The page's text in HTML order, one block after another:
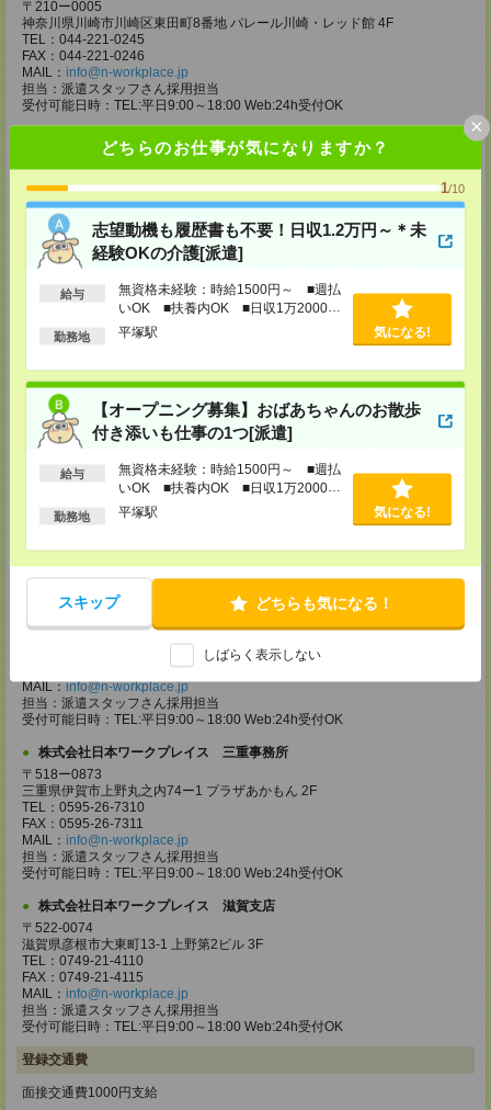
どちらのお仕事が気になりますか？
1/10
志望動機も履歴書も不要！日収1.2万円～＊未
経験OKの介護[派遣]
給与
無資格未経験：時給1500円～ ■週払
いOK ■扶養内OK ■日収1万2000円
以上
勤務地 平塚駅 気になる!
【オープニング募集】おばあちゃんのお散歩
付き添いも仕事の1つ[派遣]
給与
無資格未経験：時給1500円～ ■週払
いOK ■扶養内OK ■日収1万2000円
以上
勤務地 平塚駅 気になる!
スキップ どちらも気になる！
しばらく表示しない
×
〒210ー0005
神奈川県川崎市川崎区東田町8番地 パレール川崎・レッド館 4F
TEL：044-221-0245
FAX：044-221-0246
MAIL： info@n-workplace.jp
担当：派遣スタッフさん採用担当
受付可能日時：TEL:平日9:00～18:00 Web:24h受付OK
株式会社日本ワークプレイス 神奈川支店
TEL：046-236-4110
FAX：046-236-4120
MAIL： info@n-workplace.jp
担当：派遣スタッフさん採用担当
受付可能日時：TEL:平日9:00～18:00 Web:24h受付OK
株式会社日本ワークプレイス 相模原事務所
神奈川県相模原市中央区相模原4-1-20 アルファビル 3F
TEL：042-786-5601
MAIL：info@n-workplace.jp
担当：派遣スタッフさん採用担当
受付可能日時：TEL:平日9:00～18:00 Web:24h受付OK
株式会社日本ワークプレイス 平塚事務所
〒254ー0811
神奈川県平塚市八重咲町 6ー1 平塚南口駅前ビル 6F
FAX：0463-20-4081
担当：派遣スタッフさん採用担当
受付可能日時：TEL:平日9:00～18:00 Web:24h受付OK
株式会社日本ワークプレイス 中部支店
〒491ー0858
MAIL：info@n-workplace.jp
担当：派遣スタッフさん採用担当
受付可能日時：TEL:平日9:00～18:00 Web:24h受付OK
株式会社日本ワークプレイス 三重事務所
〒518ー0873
三重県伊賀市上野丸之内74ー1 プラザあかもん 2F
TEL：0595-26-7310
FAX：0595-26-7311
MAIL： info@n-workplace.jp
担当：派遣スタッフさん採用担当
受付可能日時：TEL:平日9:00～18:00 Web:24h受付OK
株式会社日本ワークプレイス 滋賀支店
〒522-0074
滋賀県彦根市大東町13-1 上野第2ビル 3F
TEL：0749-21-4110
FAX：0749-21-4115
MAIL： info@n-workplace.jp
担当：派遣スタッフさん採用担当
受付可能日時：TEL:平日9:00～18:00 Web:24h受付OK
登録交通費
面接交通費1000円支給